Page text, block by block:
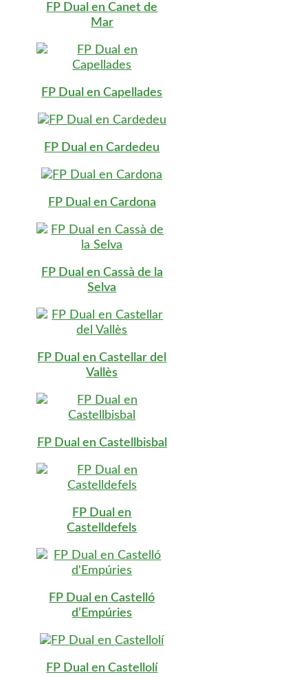
FP Dual en Canet de
Mar
FP Dual en Capellades
FP Dual en Cardedeu
FP Dual en Cardona
FP Dual en Cassà de la
Selva
FP Dual en Castellar del
Vallès
FP Dual en Castellbisbal
FP Dual en
Castelldefels
FP Dual en Castelló
d’Empúries
FP Dual en Castellolí